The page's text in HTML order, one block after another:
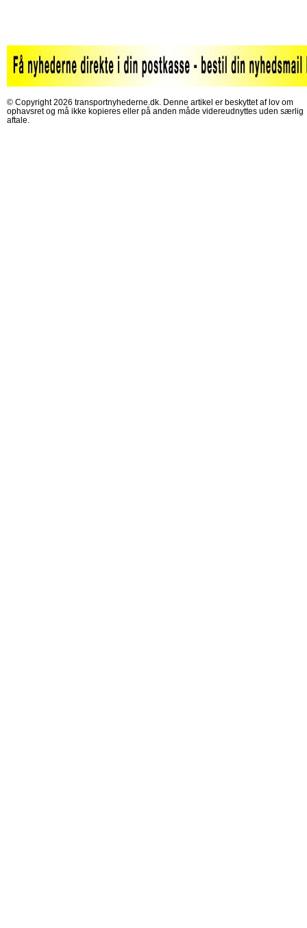
© Copyright 2026 transportnyhederne.dk. Denne artikel er beskyttet af lov om
ophavsret og må ikke kopieres eller på anden måde videreudnyttes uden særlig
aftale.